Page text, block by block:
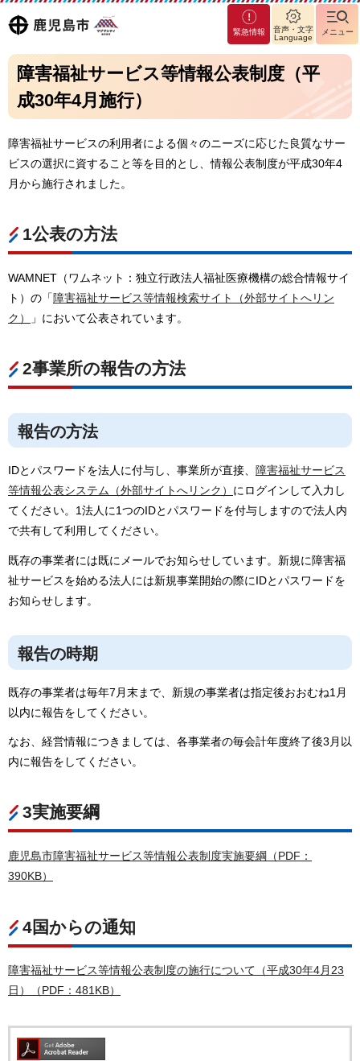
鹿児島
市
マグ
マシ
ティ
鹿児
島市
緊急情報
音声・文字
Language
メニュー
障害福祉サービス等情報公表制度（平
成30年4月施行）
障害福祉サービスの利用者による個々のニーズに応じた良質なサー
ビスの選択に資すること等を目的とし、情報公表制度が平成30年4
月から施行されました。
1公表の方法
WAMNET（ワムネット：独立行政法人福祉医療機構の総合情報サイ
ト）の「障害福祉サービス等情報検索サイト（外部サイトへリン
ク）
」において公表されています。
2事業所の報告の方法
報告の方法
IDとパスワードを法人に付与し、事業所が直接、 障害福祉サービス
等情報公表システム（外部サイトへリンク） にログインして入力し
てください。1法人に1つのIDとパスワードを付与しますので法人内
で共有して利用してください。
既存の事業者には既にメールでお知らせしています。新規に障害福
祉サービスを始める法人には新規事業開始の際にIDとパスワードを
お知らせします。
報告の時期
既存の事業者は毎年7月末まで、新規の事業者は指定後おおむね1月
以内に報告をしてください。
なお、経営情報につきましては、各事業者の毎会計年度終了後3月以
内に報告をしてください。
3実施要綱
鹿児島市障害福祉サービス等情報公表制度実施要綱（PDF：
390KB）
4国からの通知
障害福祉サービス等情報公表制度の施行について（平成30年4月23
日）（PDF：481KB）